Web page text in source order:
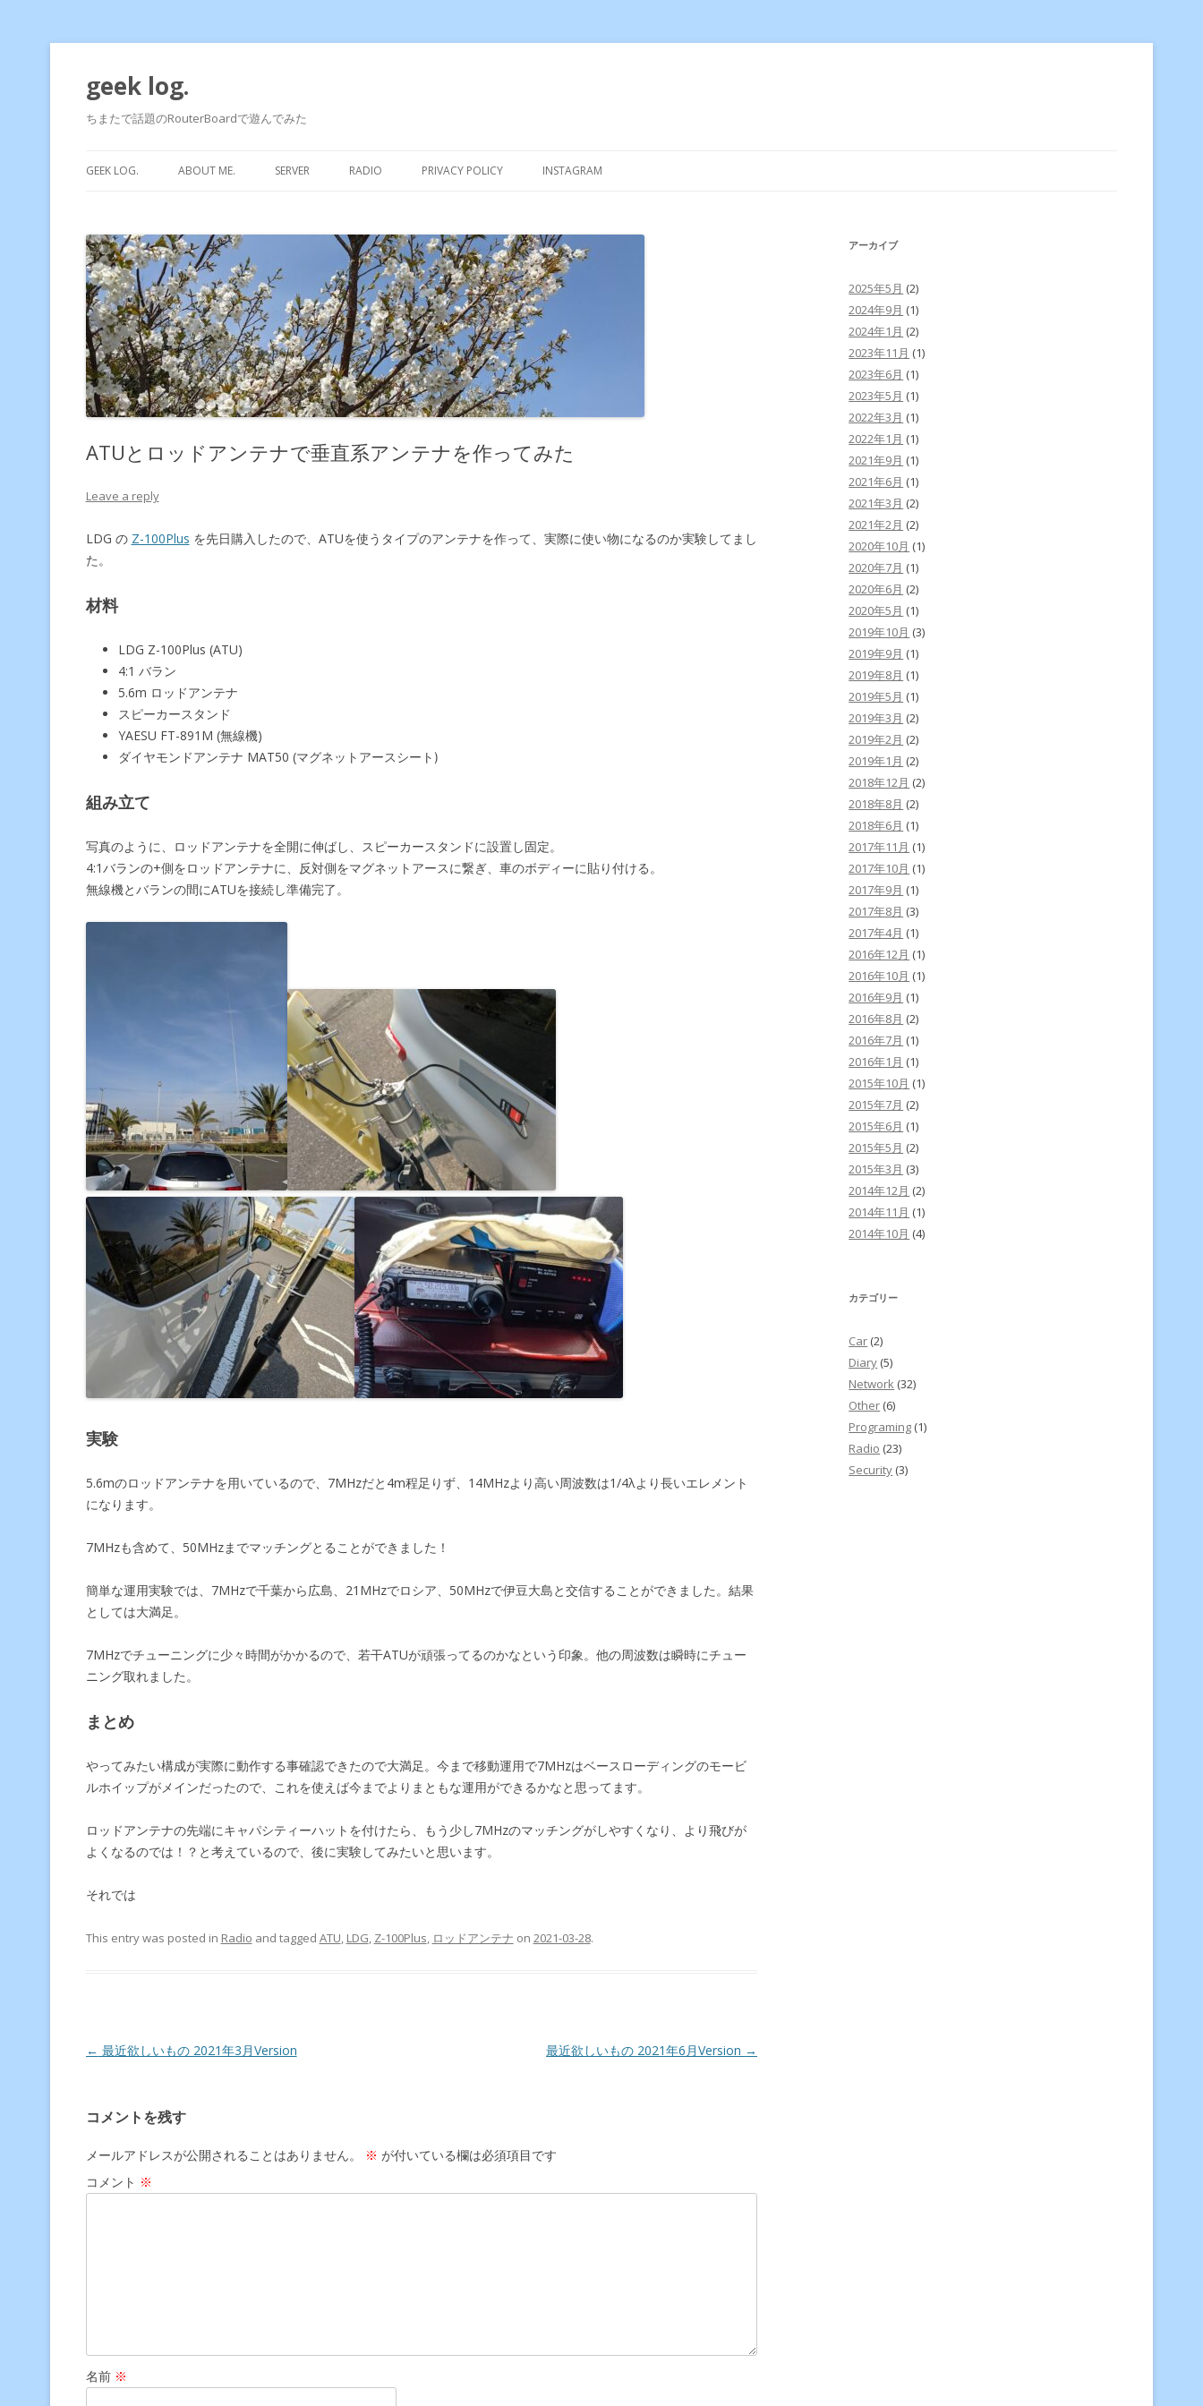
geek log.
ちまたで話題のRouterBoardで遊んでみた
GEEK LOG. ABOUT ME. SERVER RADIO PRIVACY POLICY INSTAGRAM
ATUとロッドアンテナで垂直系アンテナを作ってみた
Leave a reply
LDG の Z-100Plus を先日購入したので、ATUを使うタイプのアンテナを作って、実際に使い物になるのか実験してまし
た。
材料
LDG Z-100Plus (ATU)
4:1 バラン
5.6m ロッドアンテナ
スピーカースタンド
YAESU FT-891M (無線機)
ダイヤモンドアンテナ MAT50 (マグネットアースシート)
組み立て
写真のように、ロッドアンテナを全開に伸ばし、スピーカースタンドに設置し固定。
4:1バランの+側をロッドアンテナに、反対側をマグネットアースに繋ぎ、車のボディーに貼り付ける。
無線機とバランの間にATUを接続し準備完了。
実験
5.6mのロッドアンテナを用いているので、7MHzだと4m程足りず、14MHzより高い周波数は1/4λより長いエレメント
になります。
7MHzも含めて、50MHzまでマッチングとることができました！
簡単な運用実験では、7MHzで千葉から広島、21MHzでロシア、50MHzで伊豆大島と交信することができました。結果
としては大満足。
7MHzでチューニングに少々時間がかかるので、若干ATUが頑張ってるのかなという印象。他の周波数は瞬時にチュー
ニング取れました。
まとめ
やってみたい構成が実際に動作する事確認できたので大満足。今まで移動運用で7MHzはベースローディングのモービ
ルホイップがメインだったので、これを使えば今までよりまともな運用ができるかなと思ってます。
ロッドアンテナの先端にキャパシティーハットを付けたら、もう少し7MHzのマッチングがしやすくなり、より飛びが
よくなるのでは！？と考えているので、後に実験してみたいと思います。
それでは
This entry was posted in Radio and tagged ATU, LDG, Z-100Plus, ロッドアンテナ on 2021-03-28.
Post navigation
← 最近欲しいもの 2021年3月Version 最近欲しいもの 2021年6月Version →
コメントを残す
メールアドレスが公開されることはありません。 ※ が付いている欄は必須項目です
コメント ※
名前 ※
アーカイブ
2025年5月 (2)
2024年9月 (1)
2024年1月 (2)
2023年11月 (1)
2023年6月 (1)
2023年5月 (1)
2022年3月 (1)
2022年1月 (1)
2021年9月 (1)
2021年6月 (1)
2021年3月 (2)
2021年2月 (2)
2020年10月 (1)
2020年7月 (1)
2020年6月 (2)
2020年5月 (1)
2019年10月 (3)
2019年9月 (1)
2019年8月 (1)
2019年5月 (1)
2019年3月 (2)
2019年2月 (2)
2019年1月 (2)
2018年12月 (2)
2018年8月 (2)
2018年6月 (1)
2017年11月 (1)
2017年10月 (1)
2017年9月 (1)
2017年8月 (3)
2017年4月 (1)
2016年12月 (1)
2016年10月 (1)
2016年9月 (1)
2016年8月 (2)
2016年7月 (1)
2016年1月 (1)
2015年10月 (1)
2015年7月 (2)
2015年6月 (1)
2015年5月 (2)
2015年3月 (3)
2014年12月 (2)
2014年11月 (1)
2014年10月 (4)
カテゴリー
Car (2)
Diary (5)
Network (32)
Other (6)
Programing (1)
Radio (23)
Security (3)